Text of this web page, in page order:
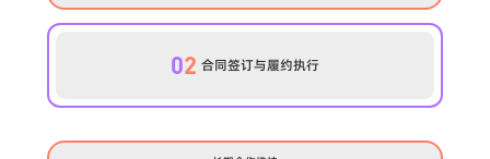
02 合同签订与履约执行